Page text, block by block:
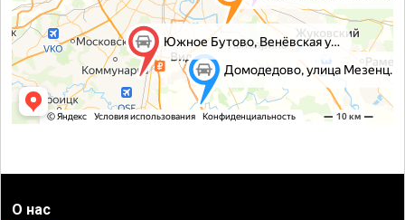
О нас